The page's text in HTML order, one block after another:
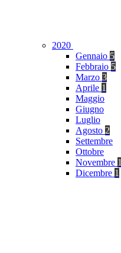
2020
Gennaio 5
Febbraio 5
Marzo 3
Aprile 1
Maggio
Giugno
Luglio
Agosto 2
Settembre
Ottobre
Novembre 1
Dicembre 1